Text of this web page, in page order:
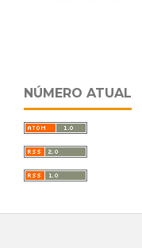
NÚMERO ATUAL